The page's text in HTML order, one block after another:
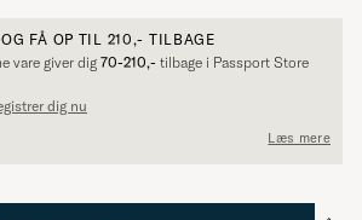
FÅ OP TIL 210,- TILBAGE
vare giver dig 70-210,- tilbage i Passport Store
dig nu
Læs mere